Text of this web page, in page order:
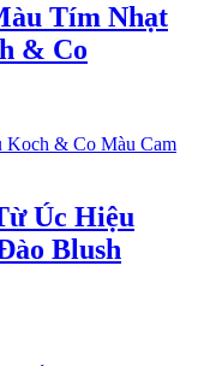
Tím Nhạt
& Co
Úc Hiệu
Blush